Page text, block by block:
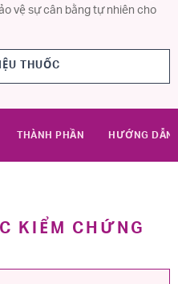
vệ sự cân bằng tự nhiên cho
THUỐC
THÀNH PHẦN HƯỚNG DẪN
KIỂM CHỨNG